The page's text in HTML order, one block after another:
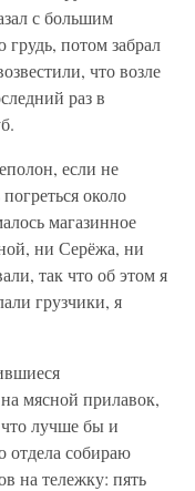
с большим
потом забрал
что возле
раз в
если не
около
магазинное
ни Серёжа, ни
так что об этом я
грузчики, я
мясной прилавок,
что лучше бы и
отдела собираю
на тележку: пять